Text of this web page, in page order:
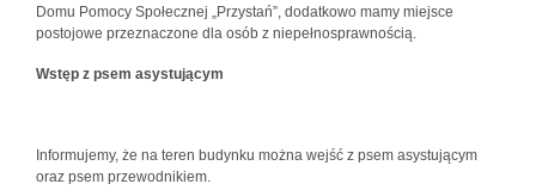
Domu Pomocy Społecznej „Przystań”, dodatkowo mamy miejsce
postojowe przeznaczone dla osób z niepełnosprawnością.
Wstęp z psem asystującym
Informujemy, że na teren budynku można wejść z psem asystującym
oraz psem przewodnikiem.